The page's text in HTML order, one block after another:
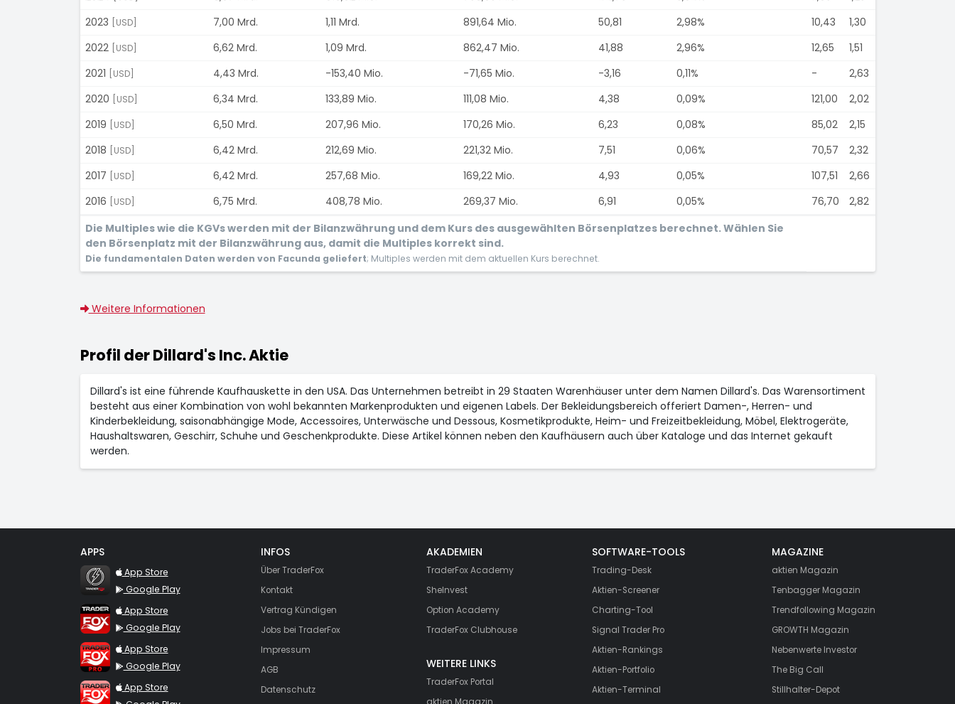
2023
[USD] 7,00 Mrd. 1,11 Mrd. 891,64 Mio. 50,81 2,98% 10,43
1,30
2022
[USD] 6,62 Mrd. 1,09 Mrd. 862,47 Mio. 41,88 2,96% 12,65
1,51
2021
[USD] 4,43 Mrd. -153,40 Mio. -71,65 Mio. -3,16 0,11% -
2,63
2020
[USD] 6,34 Mrd. 133,89 Mio. 111,08 Mio. 4,38 0,09% 121,00
2,02
2019
[USD] 6,50 Mrd. 207,96 Mio. 170,26 Mio. 6,23 0,08% 85,02
2,15
2018
[USD] 6,42 Mrd. 212,69 Mio. 221,32 Mio. 7,51 0,06% 70,57
2,32
2017
[USD] 6,42 Mrd. 257,68 Mio. 169,22 Mio. 4,93 0,05% 107,51
2,66
2016
[USD] 6,75 Mrd. 408,78 Mio. 269,37 Mio. 6,91 0,05% 76,70
2,82
Die Multiples wie die KGVs werden mit der Bilanzwährung und dem Kurs des ausgewählten Börsenplatzes berechnet. Wählen Sie
den Börsenplatz mit der Bilanzwährung aus, damit die Multiples korrekt sind.
Die fundamentalen Daten werden von Facunda geliefert; Multiples werden mit dem aktuellen Kurs berechnet.
Weitere Informationen
Profil der Dillard's Inc. Aktie
Dillard's ist eine führende Kaufhauskette in den USA. Das Unternehmen betreibt in 29 Staaten Warenhäuser unter dem Namen Dillard's. Das Warensortiment
besteht aus einer Kombination von wohl bekannten Markenprodukten und eigenen Labels. Der Bekleidungsbereich offeriert Damen-, Herren- und
Kinderbekleidung, saisonabhängige Mode, Accessoires, Unterwäsche und Dessous, Kosmetikprodukte, Heim- und Freizeitbekleidung, Möbel, Elektrogeräte,
Haushaltswaren, Geschirr, Schuhe und Geschenkprodukte. Diese Artikel können neben den Kaufhäusern auch über Kataloge und das Internet gekauft
werden.
APPS
TraderFox Flash
App Store
Google Play
TraderFox App
App Store
Google Play
TraderFox Pro
App Store
Google Play
TraderFox dpa-AFX ProFeed
App Store
INFOS
Über TraderFox
Kontakt
Vertrag Kündigen
Jobs bei TraderFox
Impressum
AGB
Datenschutz
AKADEMIEN
TraderFox Academy
SheInvest
Option Academy
TraderFox Clubhouse
WEITERE LINKS
TraderFox Portal
SOFTWARE-TOOLS
Trading-Desk
Aktien-Screener
Charting-Tool
Signal Trader Pro
Aktien-Rankings
Aktien-Portfolio
Aktien-Terminal
MAGAZINE
aktien Magazin
Tenbagger Magazin
Trendfollowing Magazin
GROWTH Magazin
Nebenwerte Investor
The Big Call
Stillhalter-Depot